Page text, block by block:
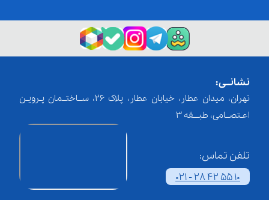
نشانــی:
تهران، میدان عطار، خیابان عطار، پلاک 26، ســاختــمان پـرویـن
اعـتصــامی، طبـــقه 3
تلفن تماس:
021 - 28 42 55 10